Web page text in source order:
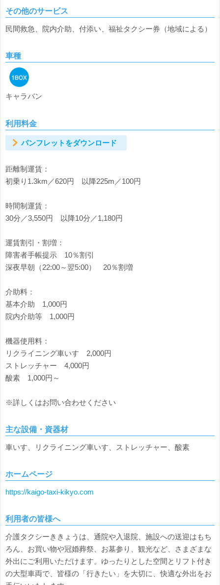
その他のサービス
民間救急、院内介助、付添い、福祉タクシー券（地域による）
車種
キャラバン
利用料金
パンフレットをダウンロード
距離制運賃：
初乗り1.3km／620円 以降225m／100円
時間制運賃：
30分／3,550円 以降10分／1,180円
運賃割引・割増：
障害者手帳提示 10％割引
深夜早朝（22:00～翌5:00） 20％割増
介助料：
基本介助 1,000円
院内介助等 1,000円
機器使用料：
リクライニング車いす 2,000円
ストレッチャー 4,000円
酸素 1,000円～
※詳しくはお問い合わせください
主な設備・資器材
車いす、リクライニング車いす、ストレッチャー、酸素
ホームページ
https://kaigo-taxi-kikyo.com
利用者の皆様へ
介護タクシーききょうは、通院や入退院、施設への送迎はもち
ろん、お買い物や冠婚葬祭、お墓参り、観光など、さまざまな
外出にご利用いただけます。ゆったりとした空間とリフト付き
の大型車両で、皆様の「行きたい」を大切に、快適な外出をお